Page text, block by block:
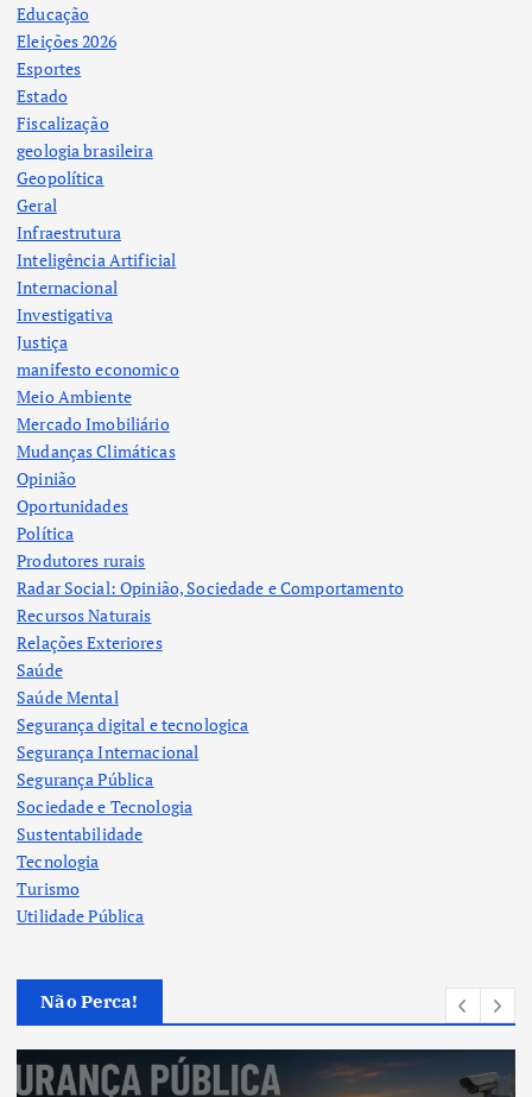
Educação
Eleições 2026
Esportes
Estado
Fiscalização
geologia brasileira
Geopolítica
Geral
Infraestrutura
Inteligência Artificial
Internacional
Investigativa
Justiça
manifesto economico
Meio Ambiente
Mercado Imobiliário
Mudanças Climáticas
Opinião
Oportunidades
Política
Produtores rurais
Radar Social: Opinião, Sociedade e Comportamento
Recursos Naturais
Relações Exteriores
Saúde
Saúde Mental
Segurança digital e tecnologica
Segurança Internacional
Segurança Pública
Sociedade e Tecnologia
Sustentabilidade
Tecnologia
Turismo
Utilidade Pública
Não Perca!